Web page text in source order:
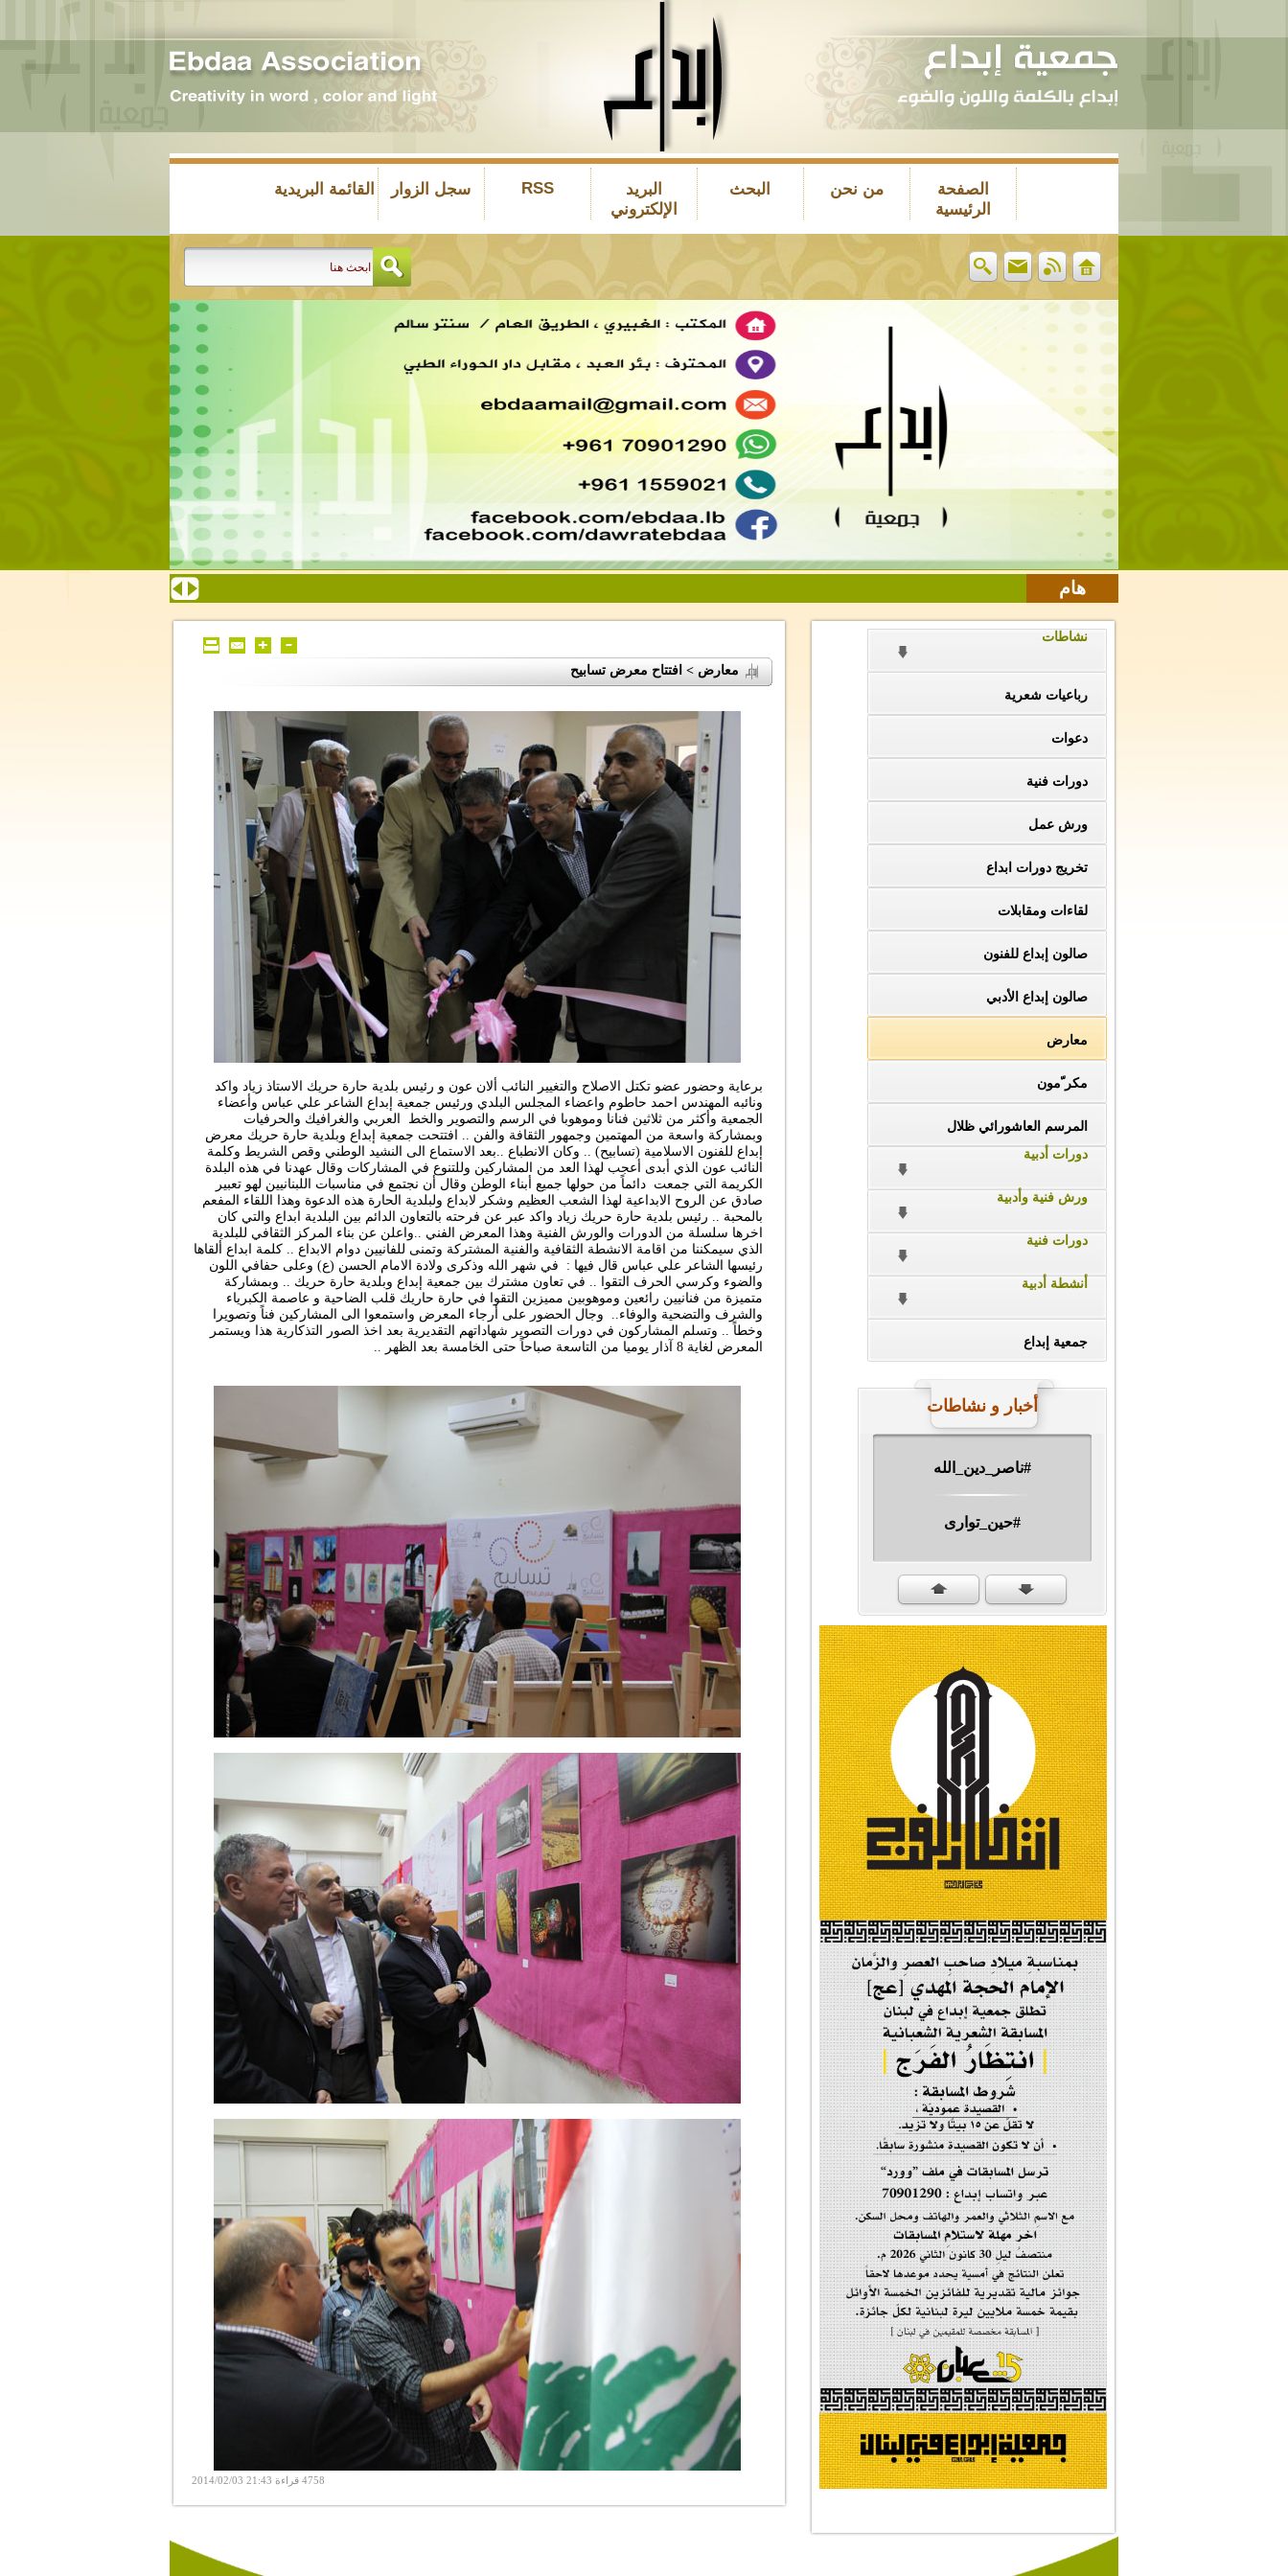
الصفحة
الرئيسية
من نحن البحث
البريد
الإلكتروني
RSS سجل الزوار القائمة البريدية
هام
نشاطات
رباعيات شعرية
دعوات
دورات فنية
ورش عمل
تخريج دورات ابداع
لقاءات ومقابلات
صالون إبداع للفنون
صالون إبداع الأدبي
معارض
مكر ّمون
المرسم العاشورائي ظلال
دورات أدبية
ورش فنية وأدبية
دورات فنية
أنشطة أدبية
جمعية إبداع
أخبار و نشاطات
#حين_توارى
#سنكمل_الطريق
#تبريكات_انتصار_�...
#وأنا_على_دين_محم...
#بأمانة_موسى_بن_ج...
#إيران_حرم_فاطمة ...
| #فخر_المخدرات |
#صحيفة_المؤمن
إحتفالية #رياحين...
إحتفالية تكريم ا...
#فاطمة_روحي
مولد السيدة #الز�...
#أم_الشهداء
#النجم_الثاقب
#الصديقة_الشهيدة
#على_اُهبة_الدم
ركن الخط العربي
معارض > افتتاح معرض تسابيح
برعاية وحضور عضو تكتل الاصلاح والتغيير النائب ألان عون و رئيس بلدية حارة حريك ‏الاستاذ زياد واكد
ونائبه المهندس احمد حاطوم واعضاء المجلس البلدي ورئيس جمعية ‏إبداع الشاعر علي عباس وأعضاء
الجمعية وأكثر من ثلاثين فنانا وموهوبا في الرسم ‏والتصوير والخط العربي والغرافيك والحرفيات
وبمشاركة واسعة من المهتمين وجمهور ‏الثقافة والفن .. افتتحت جمعية إبداع وبلدية حارة حريك معرض
إبداع للفنون الاسلامية ‏‏(تسابيح) .. وكان الانطباع ..بعد الاستماع الى النشيد الوطني وقص الشريط وكلمة
‏النائب عون الذي أبدى أعجب لهذا العد من المشاركين وللتنوع في المشاركات وقال عهدنا ‏في هذه البلدة
الكريمة التي جمعت دائماً من حولها جميع أبناء الوطن وقال أن نجتمع في ‏مناسبات اللبنانيين لهو تعبير
صادق عن الروح الابداعية لهذا الشعب العظيم وشكر لابداع ‏ولبلدية الحارة هذه الدعوة وهذا اللقاء المفعم
بالمحبة .. رئيس بلدية حارة حريك زياد ‏واكد عبر عن فرحته بالتعاون الدائم بين البلدية ابداع والتي كان
اخرها سلسلة من ‏الدورات والورش الفنية وهذا المعرض الفني ..واعلن عن بناء المركز الثقافي للبلدية
الذي ‏سيمكننا من اقامة الانشطة الثقافية والفنية المشتركة وتمنى للفانيين دوام الابداع .. ‏كلمة ابداع ألقاها
رئيسها الشاعر علي عباس قال فيها : في شهر الله وذكرى ولادة الامام ‏الحسن (ع) وعلى حفافي اللون
والضوء وكرسي الحرف التقوا .. في تعاون مشترك بين ‏جمعية إبداع وبلدية حارة حريك .. وبمشاركة
متميزة من فنانيين رائعين وموهوبين ‏مميزين التقوا في حارة حاريك قلب الضاحية و عاصمة الكبرياء
والشرف والتضحية ‏والوفاء.. وجال الحضور على أرجاء المعرض واستمعوا الى المشاركين فناً وتصويرا
وخطاً ‏‏.. وتسلم المشاركون في دورات التصوير شهاداتهم التقديرية بعد اخذ الصور التذكارية ‏هذا ويستمر
المعرض لغاية 8 آذار يوميا من التاسعة صباحاً حتى الخامسة بعد الظهر‎ ‎‎..
4758 قراءة 21:43 2014/02/03